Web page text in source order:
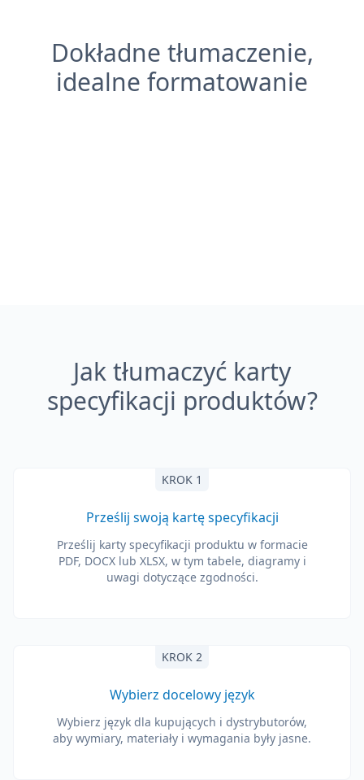
Dokładne tłumaczenie,
idealne formatowanie
Jak tłumaczyć karty
specyfikacji produktów?
KROK 1
Prześlij swoją kartę specyfikacji
Prześlij karty specyfikacji produktu w formacie
PDF, DOCX lub XLSX, w tym tabele, diagramy i
uwagi dotyczące zgodności.
KROK 2
Wybierz docelowy język
Wybierz język dla kupujących i dystrybutorów,
aby wymiary, materiały i wymagania były jasne.